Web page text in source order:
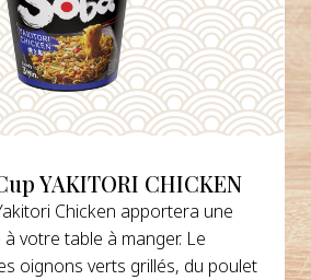
YAKITORI CHICKEN
Chicken apportera une
votre table à manger. Le
oignons verts grillés, du poulet